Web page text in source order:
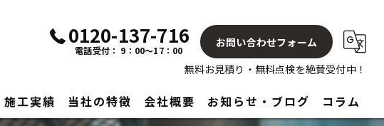
0120-137-716
電話受付： 9：00～17：00
お問い合わせフォーム
無料お見積り・無料点検を絶賛受付中！
施工実績 当社の特徴 会社概要 お知らせ・ブログ コラム